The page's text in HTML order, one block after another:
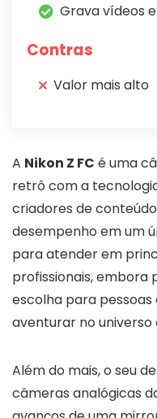
Grava vídeos
Contras
Valor mais alto
A Nikon Z FC é uma
retrô com a
criadores de
desempenho em um
para atender em
profissionais, embora
escolha para
aventurar no
Além do mais, o seu
câmeras analógicas